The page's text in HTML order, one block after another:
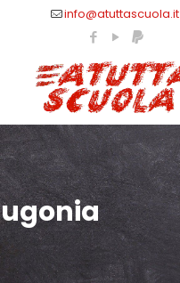
info@atuttascuola.it